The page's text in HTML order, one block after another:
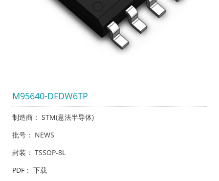
M95640-DFDW6TP
制造商： STM(意法半导体)
批号： NEWS
封装： TSSOP-8L
PDF： 下载